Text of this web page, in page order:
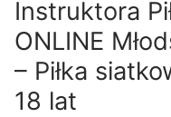
Instruktora
ONLINE
– Piłka
18 lat